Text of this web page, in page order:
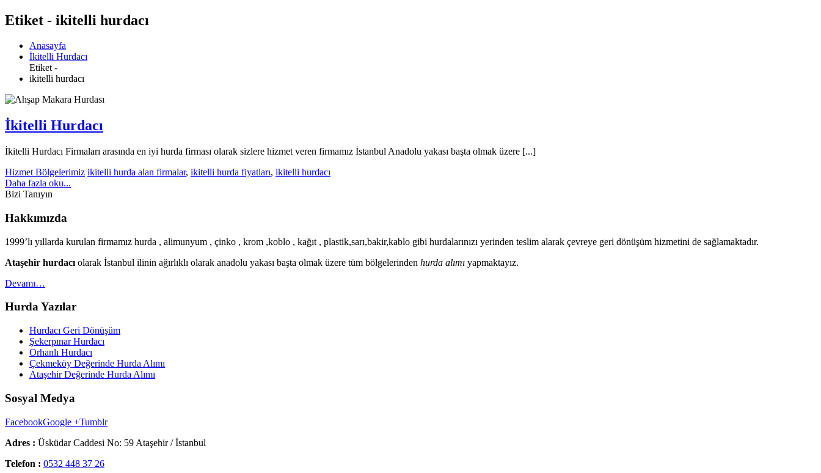
Etiket - ikitelli hurdacı
Anasayfa
İkitelli Hurdacı
Etiket -
ikitelli hurdacı
İkitelli Hurdacı
İkitelli Hurdacı Firmaları arasında en iyi hurda firması olarak sizlere hizmet veren firmamız İstanbul Anadolu yakası başta olmak üzere [...]
Hizmet Bölgelerimiz ikitelli hurda alan firmalar, ikitelli hurda fiyatları, ikitelli hurdacı
Daha fazla oku...
Bizi Tanıyın
Hakkımızda
1999’lı yıllarda kurulan firmamız hurda , alimunyum , çinko , krom ,koblo , kağıt , plastik,sarı,bakir,kablo gibi hurdalarınızı yerinden teslim alarak çevreye geri dönüşüm hizmetini de sağlamaktadır.
Ataşehir hurdacı olarak İstanbul ilinin ağırlıklı olarak anadolu yakası başta olmak üzere tüm bölgelerinden hurda alımı yapmaktayız.
Devamı…
Hurda Yazılar
Hurdacı Geri Dönüşüm
Şekerpınar Hurdacı
Orhanlı Hurdacı
Çekmeköy Değerinde Hurda Alımı
Ataşehir Değerinde Hurda Alımı
Sosyal Medya
FacebookGoogle +Tumblr
Adres : Üsküdar Caddesi No: 59 Ataşehir / İstanbul
Telefon : 0532 448 37 26